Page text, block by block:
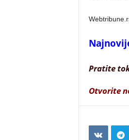
Pratite
Otvorite